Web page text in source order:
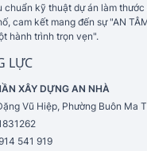
chuẩn kỹ thuật dự án làm
cam kết mang đến sự "AN
hành trình trọn vẹn".
LỰC
XÂY DỰNG AN NHÀ
Vũ Hiệp, Phường Buôn Ma
541 919